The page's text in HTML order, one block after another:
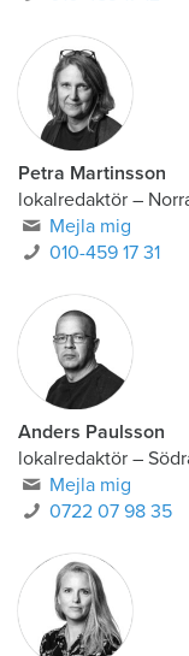
Petra Martinsson
lokalredaktör –
Mejla mig
010-459 17 31
Anders Paulsson
lokalredaktör –
Mejla mig
0722 07 98 35